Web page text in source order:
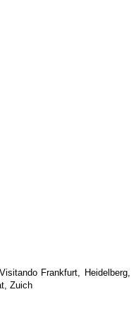
Frankfurt, Heidelberg,
Zuich